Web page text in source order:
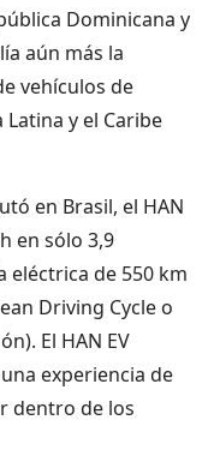
Dominicana y
aún más la
vehículos de
y el Caribe
en Brasil, el HAN
en sólo 3,9
eléctrica de 550 km
Driving Cycle o
El HAN EV
experiencia de
dentro de los